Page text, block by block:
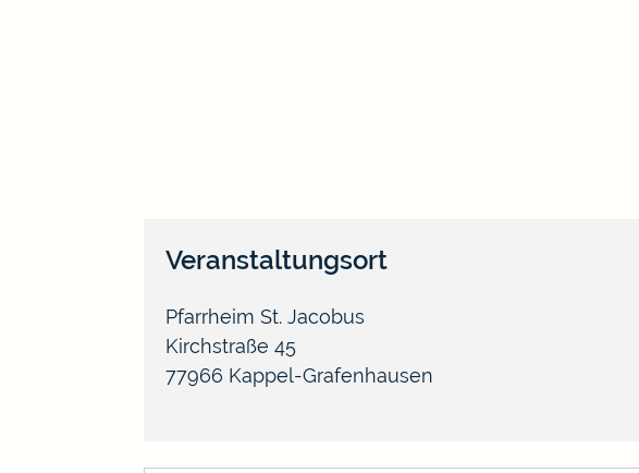
Veranstaltungsort
Pfarrheim St. Jacobus
Kirchstraße 45
77966 Kappel-Grafenhausen